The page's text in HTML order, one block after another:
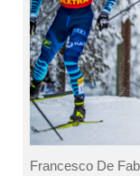
Francesco De